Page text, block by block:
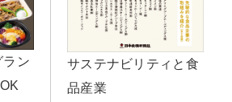
ラン
サステナビリティと食
品産業